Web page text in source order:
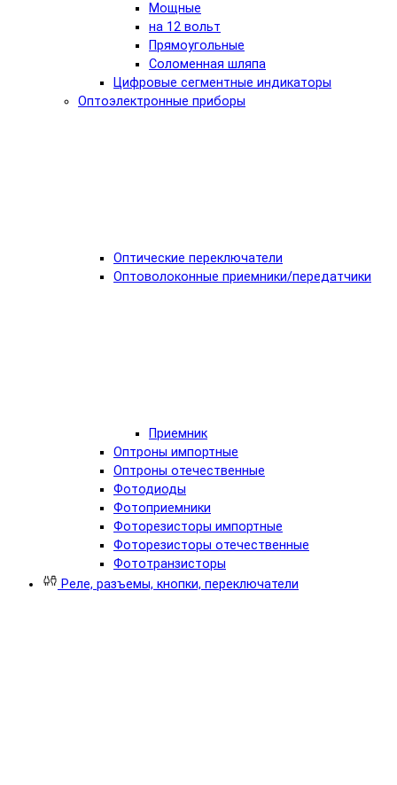
Мощные
на 12 вольт
Прямоугольные
Соломенная шляпа
Цифровые сегментные индикаторы
Оптоэлектронные приборы
Оптические переключатели
Оптоволоконные приемники/передатчики
Приемник
Оптроны импортные
Оптроны отечественные
Фотодиоды
Фотоприемники
Фоторезисторы импортные
Фоторезисторы отечественные
Фототранзисторы
Реле, разъемы, кнопки, переключатели